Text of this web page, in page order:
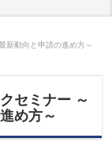
新動向と申請の進め方～
セミナー ～
め方～